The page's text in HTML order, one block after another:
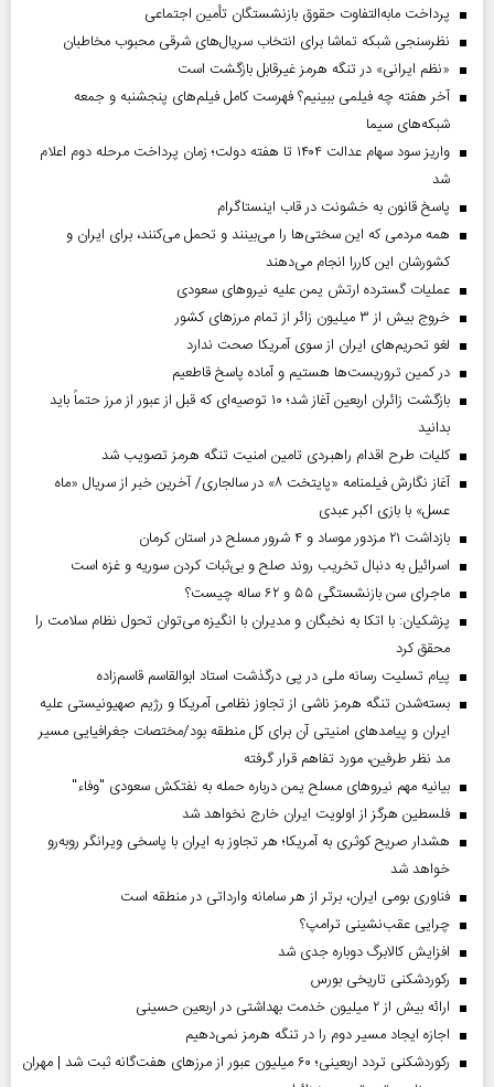
پرداخت مابه‌التفاوت حقوق بازنشستگان تأمین اجتماعی
نظرسنجی شبکه تماشا برای انتخاب سریال‌های شرقی محبوب مخاطبان
«نظم ایرانی» در تنگه هرمز غیرقابل بازگشت است
آخر هفته چه فیلمی ببینیم؟ فهرست کامل فیلم‌های پنجشنبه و جمعه
شبکه‌های سیما
واریز سود سهام عدالت ۱۴۰۴ تا هفته دولت؛ زمان پرداخت مرحله دوم اعلام
شد
پاسخ قانون به خشونت در قاب اینستاگرام
همه مردمی که این سختی‌ها را می‌بینند و تحمل می‌کنند، برای ایران و
کشورشان این کاررا انجام می‌دهند
عملیات گسترده ارتش یمن علیه نیروهای سعودی
خروج بیش از ۳ میلیون زائر از تمام مرز‌های کشور
لغو تحریم‌های ایران از سوی آمریکا صحت ندارد
در کمین تروریست‌ها هستیم و آماده پاسخ قاطعیم
بازگشت زائران اربعین آغاز شد؛ ۱۰ توصیه‌ای که قبل از عبور از مرز حتماً باید
بدانید
کلیات طرح اقدام راهبردی تامین امنیت تنگه هرمز تصویب شد
آغاز نگارش فیلمنامه «پایتخت ۸» در سالجاری/ آخرین خبر از سریال «ماه
عسل» با بازی اکبر عبدی
بازداشت ۲۱ مزدور موساد و ۴ شرور مسلح در استان کرمان
اسرائیل به دنبال تخریب روند صلح و بی‌ثبات کردن سوریه و غزه است
ماجرای سن بازنشستگی ۵۵ و ۶۲ ساله چیست؟
پزشکیان: با اتکا به نخبگان و مدیران با انگیزه می‌توان تحول نظام سلامت را
محقق کرد
پیام تسلیت رسانه ملی در پی درگذشت استاد ابوالقاسم قاسم‌زاده
بسته‌شدن تنگه هرمز ناشی از تجاوز نظامی آمریکا و رژیم صهیونیستی علیه
ایران و پیامد‌های امنیتی آن برای کل منطقه بود/مختصات جغرافیایی مسیر
مد نظر طرفین، مورد تفاهم قرار گرفته
بیانیه مهم نیروهای مسلح یمن درباره حمله به نفتکش سعودی "وفاء"
فلسطین هرگز از اولویت ایران خارج نخواهد شد
هشدار صریح کوثری به آمریکا؛ هر تجاوز به ایران با پاسخی ویرانگر روبه‌رو
خواهد شد
فناوری بومی ایران، برتر از هر سامانه وارداتی در منطقه است
چرایی عقب‌نشینی ترامپ؟
افزایش کالابرگ دوباره جدی شد
رکوردشکنی تاریخی بورس
ارائه بیش از ۲ میلیون خدمت بهداشتی در اربعین حسینی
اجازه ایجاد مسیر دوم را در تنگه هرمز نمی‌دهیم
رکوردشکنی تردد اربعینی؛ ۶۰ میلیون عبور از مرزهای هفت‌گانه ثبت شد | مهران